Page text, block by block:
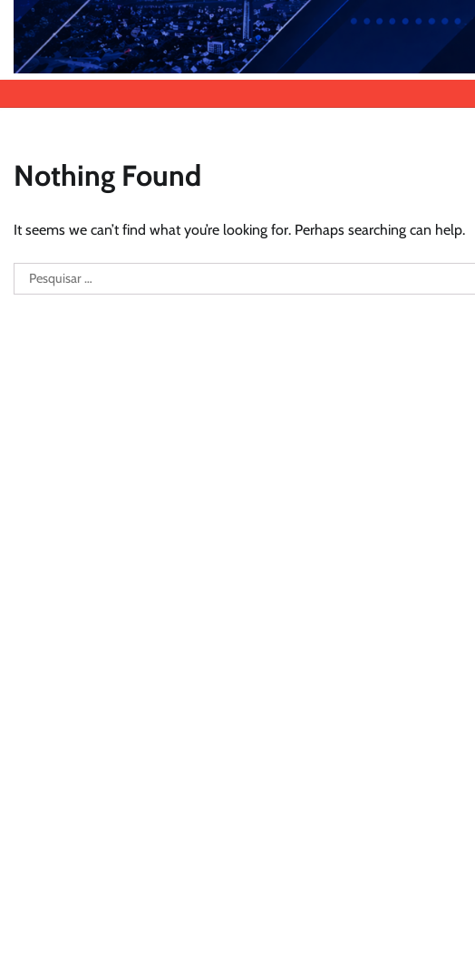
Nothing Found
It seems we can’t find what you’re looking for. Perhaps searching can help.
Pesquisar
por: